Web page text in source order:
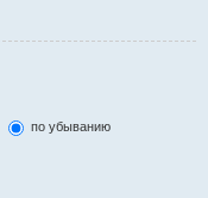
по убыванию